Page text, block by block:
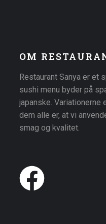
OM
Restaurant Sanya er et
sushi menu byder på
japanske.
dem alle er, at vi
smag og kvalitet.